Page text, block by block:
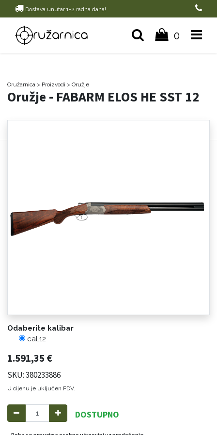
Dostava unutar 1-2 radna dana!
0
Oružarnica > Proizvodi > Oružje
Oružje - FABARM ELOS HE SST 12
Odaberite kalibar
cal.12
1.591,35€
SKU: 380233886
U cijenu je uključen PDV.
DOSTUPNO